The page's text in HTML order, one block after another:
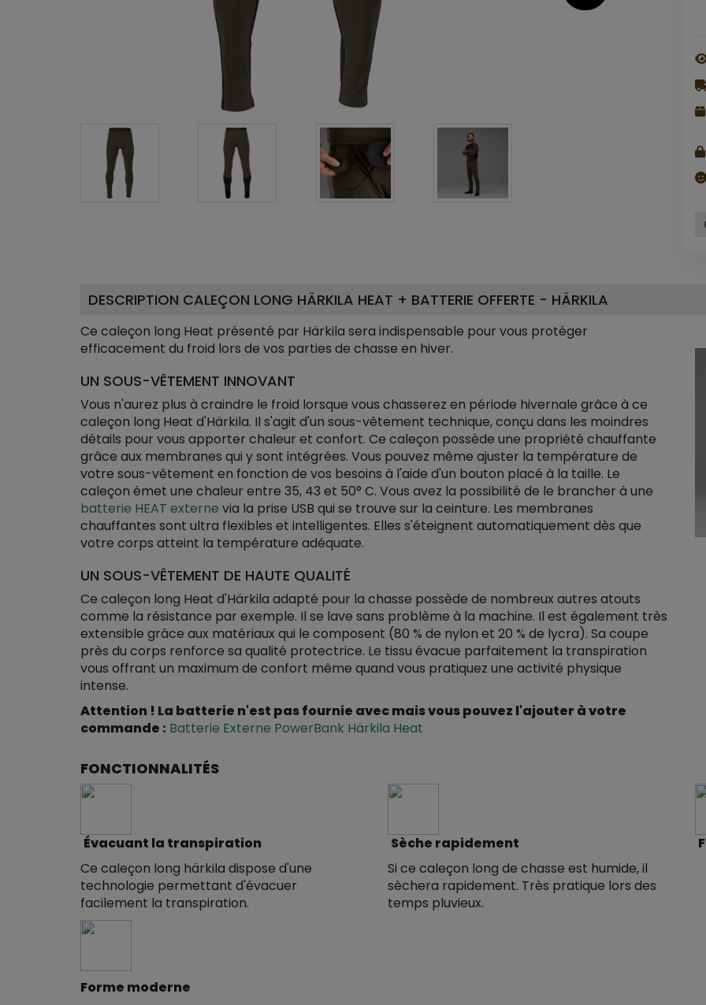
DESCRIPTION CALEÇON LONG HÄRKILA HEAT + BATTERIE OFFERTE - HÄRKILA
Ce caleçon long Heat présenté par Härkila sera indispensable pour vous protéger
efficacement du froid lors de vos parties de chasse en hiver.
UN SOUS-VÊTEMENT INNOVANT
Vous n'aurez plus à craindre le froid lorsque vous chasserez en période hivernale grâce à ce
caleçon long Heat d'Härkila. Il s'agit d'un sous-vêtement technique, conçu dans les moindres
détails pour vous apporter chaleur et confort. Ce caleçon possède une propriété chauffante
grâce aux membranes qui y sont intégrées. Vous pouvez même ajuster la température de
votre sous-vêtement en fonction de vos besoins à l'aide d'un bouton placé à la taille. Le
caleçon émet une chaleur entre 35, 43 et 50° C. Vous avez la possibilité de le brancher à une
batterie HEAT externe via la prise USB qui se trouve sur la ceinture. Les membranes
chauffantes sont ultra flexibles et intelligentes. Elles s'éteignent automatiquement dès que
votre corps atteint la température adéquate.
UN SOUS-VÊTEMENT DE HAUTE QUALITÉ
Ce caleçon long Heat d'Härkila adapté pour la chasse possède de nombreux autres atouts
comme la résistance par exemple. Il se lave sans problème à la machine. Il est également très
extensible grâce aux matériaux qui le composent (80 % de nylon et 20 % de lycra). Sa coupe
près du corps renforce sa qualité protectrice. Le tissu évacue parfaitement la transpiration
vous offrant un maximum de confort même quand vous pratiquez une activité physique
intense.
Attention ! La batterie n'est pas fournie avec mais vous pouvez l'ajouter à votre
commande : Batterie Externe PowerBank Härkila Heat
FONCTIONNALITÉS
Évacuant la transpiration
Ce caleçon long härkila dispose d'une
technologie permettant d'évacuer
facilement la transpiration.
Sèche rapidement
Si ce caleçon long de chasse est humide, il
sèchera rapidement. Très pratique lors des
temps pluvieux.
Forme moderne